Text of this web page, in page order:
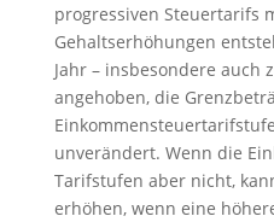
progressiven Steuertarifs
Gehaltserhöhungen
Jahr – insbesondere auch
angehoben, die
unverändert. Wenn die
Tarifstufen aber nicht,
erhöhen, wenn eine